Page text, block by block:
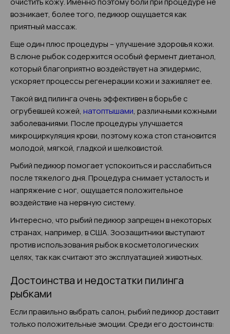
возникает, более того, педикюр ощущается как
приятный массаж.
Еще один плюс процедуры – улучшение здоровья кожи.
В слюне рыбок содержится особый фермент диетанол,
который благоприятно воздействует на эпидермис,
ускоряет процессы регенерации кожи и заживляет ее.
Такой вид пилинга очень эффективен в борьбе с
огрубевшей кожей, натоптышами, различными кожными
заболеваниями. После процедуры улучшается
микроциркуляция крови, поэтому кожа стоп становится
молодой, мягкой, гладкой и шелковистой.
Рыбий педикюр помогает успокоиться и расслабиться
после тяжелого дня. Процедура снимает усталость и
напряжение с ног, ощущается положительное
воздействие на нервную систему.
Интересно, что рыбий педикюр запрещен в некоторых
странах, например, в США. Зоозащитники выступают
против использования рыбок в косметологических
целях, так как считают это эксплуатацией животных.
Достоинства и недостатки пилинга
рыбками
Если правильно выбрать салон, рыбий педикюр доставит
только положительные эмоции. Среди его достоинств: